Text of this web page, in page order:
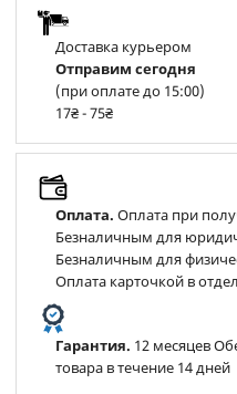
Доставка курьером
Отправим сегодня
(при оплате до 15:00)
17₴ - 75₴
Оплата. Оплата при
Безналичным для
Безналичным для
Оплата карточкой в
Гарантия. 12 месяцев
товара в течение 14 дней